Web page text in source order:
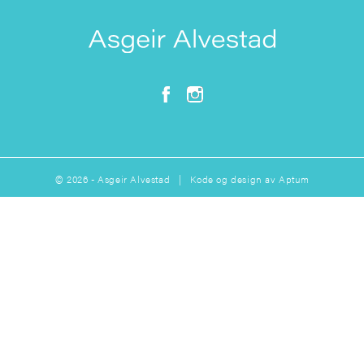
© 2026 - Asgeir Alvestad | Kode og design avAptum